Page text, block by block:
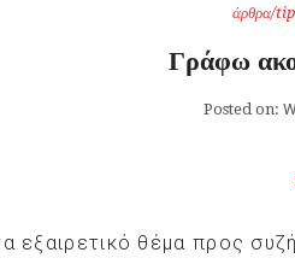
άρθρα/
Γράφω
Posted on:
εξαιρετικό θέμα προς